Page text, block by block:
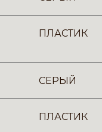
ПЛАСТИК
СЕРЫЙ
ПЛАСТИК